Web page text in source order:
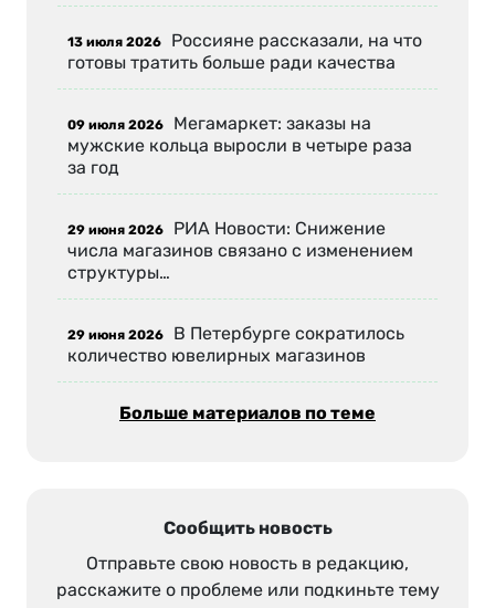
13 июля 2026 Россияне рассказали, на что
готовы тратить больше ради качества
09 июля 2026 Мегамаркет: заказы на
мужские кольца выросли в четыре раза
за год
29 июня 2026 РИА Новости: Снижение
числа магазинов связано с изменением
структуры…
29 июня 2026 В Петербурге сократилось
количество ювелирных магазинов
Больше материалов по теме
Сообщить новость
Отправьте свою новость в редакцию,
расскажите о проблеме или подкиньте тему